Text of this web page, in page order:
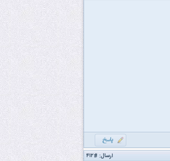
ارسال: #۴۱۲